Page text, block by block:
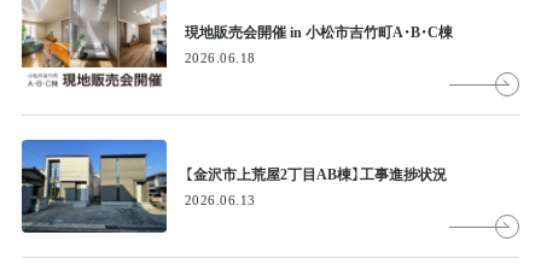
現地販売会開催 in 小松市吉竹町A・B・C棟
2026.06.18
【金沢市上荒屋2丁目AB棟】工事進捗状況
2026.06.13